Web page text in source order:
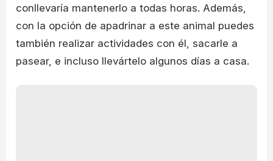
conllevaría mantenerlo a todas horas. Además,
con la opción de apadrinar a este animal puedes
también realizar actividades con él, sacarle a
pasear, e incluso llevártelo algunos días a casa.